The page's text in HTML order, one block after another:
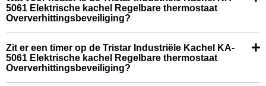
5061 Elektrische kachel Regelbare thermostaat
Oververhittingsbeveiliging?
Zit er een timer op de Tristar Industriële Kachel KA-
5061 Elektrische kachel Regelbare thermostaat
Oververhittingsbeveiliging?